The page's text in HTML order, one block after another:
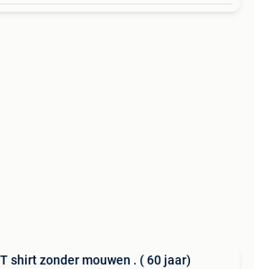
T shirt zonder mouwen . ( 60 jaar)